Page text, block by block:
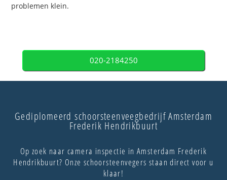
problemen klein.
020-2184250
Gediplomeerd schoorsteenveegbedrijf Amsterdam
Frederik Hendrikbuurt
Op zoek naar camera inspectie in Amsterdam Frederik
Hendrikbuurt? Onze schoorsteenvegers staan direct voor u
klaar!